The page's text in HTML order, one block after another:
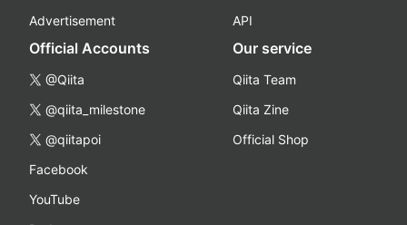
Advertisement
API
Official Accounts
@Qiita
@qiita_milestone
@qiitapoi
Facebook
YouTube
Our service
Qiita Team
Qiita Zine
Official Shop